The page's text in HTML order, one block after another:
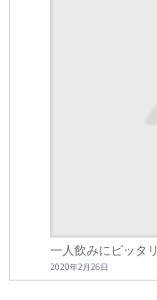
一人飲みにピッタリ
2020年2月26日